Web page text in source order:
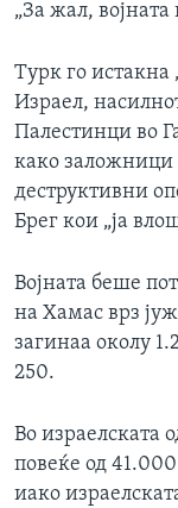
„За жал,
Турк го истакна
Израел,
Палестинци во
како заложници
деструктивни
Брег кои „ја
Војната беше
на Хамас врз
загинаа околу
250.
Во израелската
повеќе од
иако